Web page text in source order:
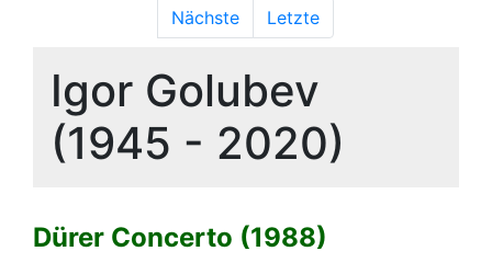
Nächste
Letzte
Igor Golubev
(1945 - 2020)
Dürer Concerto (1988)